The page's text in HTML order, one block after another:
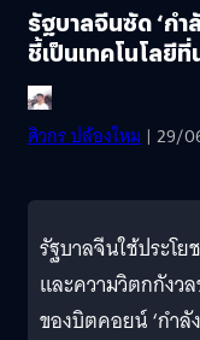
รัฐบาลจีนซัด ‘ก
ชี้เป็นเทคโนโลยีที่
ศิวกร ปล้องใหม | 29/
รัฐบาลจีนใช้ประโ
และความวิตกกังว
ของบิตคอยน์ ‘กำลั